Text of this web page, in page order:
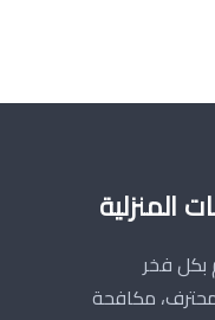
المنزلية
بكل فخر
مكافحة